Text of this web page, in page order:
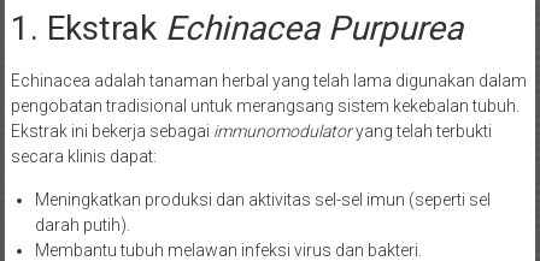
1. Ekstrak Echinacea Purpurea
Echinacea adalah tanaman herbal yang telah lama digunakan dalam
pengobatan tradisional untuk merangsang sistem kekebalan tubuh.
Ekstrak ini bekerja sebagai immunomodulatoryang telah terbukti
secara klinis dapat:
Meningkatkan produksi dan aktivitas sel-sel imun (seperti sel
darah putih).
Membantu tubuh melawan infeksi virus dan bakteri.